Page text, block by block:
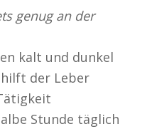
genug an der
kalt und dunkel
der Leber
Stunde täglich